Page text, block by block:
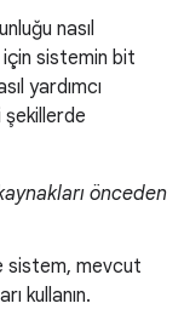
nasıl
sistemin bit
yardımcı
şekillerde
önceden
sistem, mevcut
kullanın.